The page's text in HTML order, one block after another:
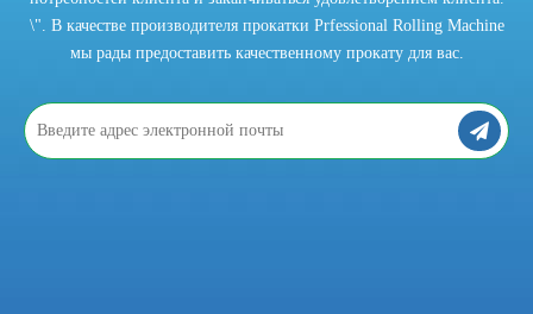
Гидравлическая обширная регулировка боковых роликов и
нижних роликов (необходимо выбрать электрическую
Даже под максимальной нагрузкой можно обеспечить
параллелизм роликов.
\". В качестве производителя прокатки Prfessional Rolling Machine
мы рады предоставить качественному прокату для вас.